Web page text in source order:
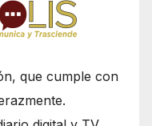
que cumple con